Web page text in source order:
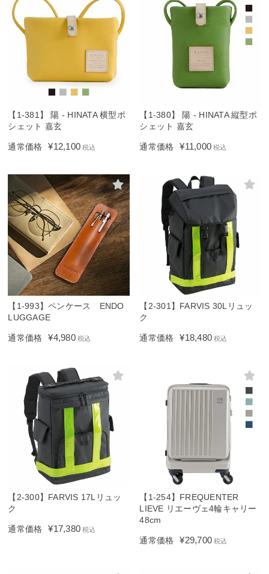
【1-381】 陽 - HINATA 横型ポ
シェット 嘉玄
通常価格 ¥12,100 税込
【1-380】 陽 - HINATA 縦型ポ
シェット 嘉玄
通常価格 ¥11,000 税込
【1-993】ペンケース ENDO
LUGGAGE
通常価格 ¥4,980 税込
【2-301】FARVIS 30Lリュッ
ク
通常価格 ¥18,480 税込
【2-300】FARVIS 17Lリュッ
ク
通常価格 ¥17,380 税込
【1-254】FREQUENTER
LIEVE リエーヴェ4輪キャリー
48cm
通常価格 ¥29,700 税込